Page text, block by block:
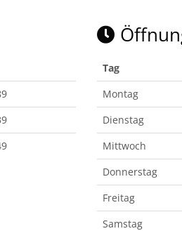
Tag
Montag
Dienstag
Mittwoch
Donnerstag
Freitag
Samstag